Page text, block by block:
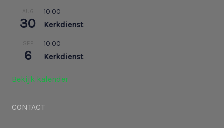
AUG
30
10:00
Kerkdienst
6
10:00
Kerkdienst
Bekijk kalender
CONTACT